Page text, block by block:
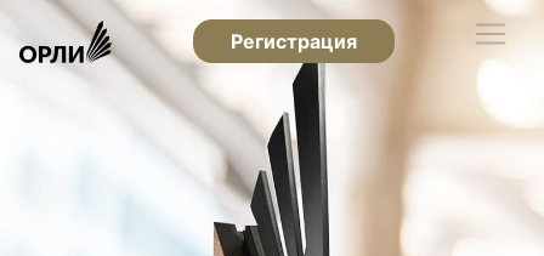
Регистрация